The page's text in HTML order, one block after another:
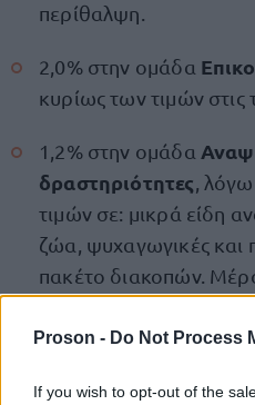
Proson - Do Not Process
If you wish to opt-out of the
περίθαλψη.
2,0% στην ομάδα
κυρίως των τιμών στις
1,2% στην ομάδα
δραστηριότητες ,
τιμών σε: μικρά είδη
ζώα, ψυχαγωγικές και
πακέτο διακοπών.
τιμών σε: εξοπλισμό